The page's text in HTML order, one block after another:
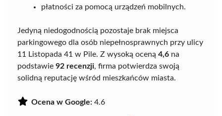
płatności za pomocą urządzeń mobilnych.
Jedyną niedogodnością pozostaje brak miejsca
parkingowego dla osób niepełnosprawnych przy ulicy
11 Listopada 41 w Pile. Z wysoką oceną 4,6 na
podstawie 92 recenzji, firma potwierdza swoją
solidną reputację wśród mieszkańców miasta.
Ocena w Google: 4.6